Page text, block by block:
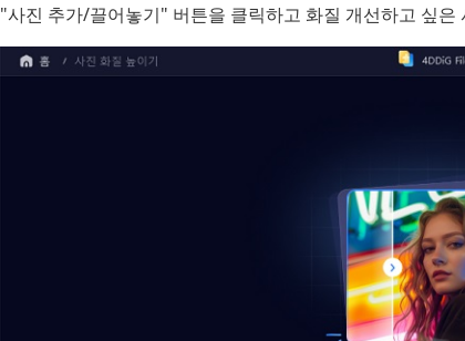
"사진 추가/끌어놓기" 버튼을 클릭하고 화질 개선하고 싶은